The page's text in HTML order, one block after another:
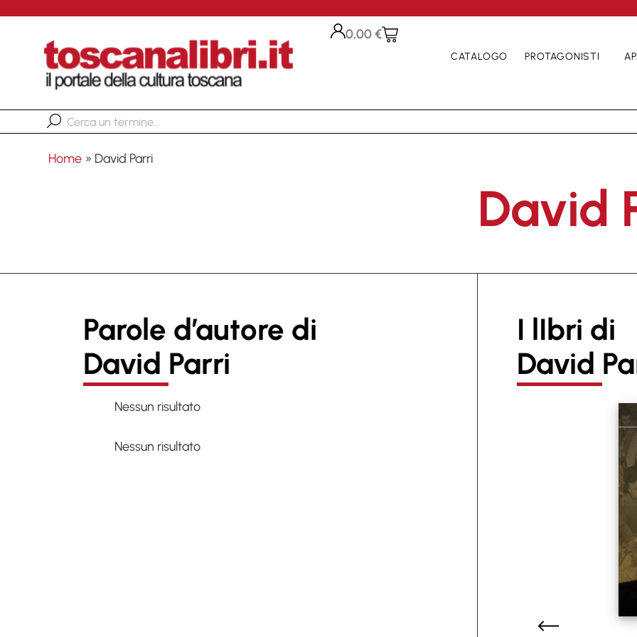
0,00€
CATALOGO PROTAGONISTI
Home » David Parri
David
Parole d’autore di
David Parri
Nessun risultato
Nessun risultato
I lIbri di
David